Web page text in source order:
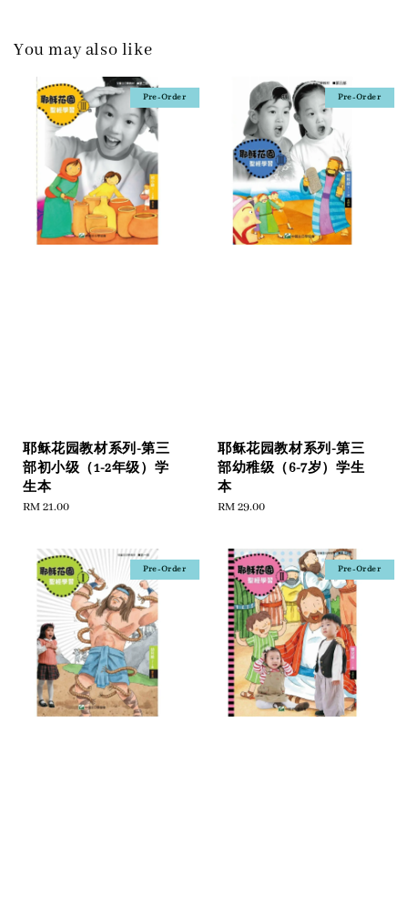
You may also like
Pre-Order
耶稣花园教材系列-第三
部初小级（1-2年级）学
生本
Regular
RM 21.00
Pre-Order
耶稣花园教材系列-第三
部幼稚级（6-7岁）学生
本
Regular
RM 29.00
Pre-Order Pre-Order